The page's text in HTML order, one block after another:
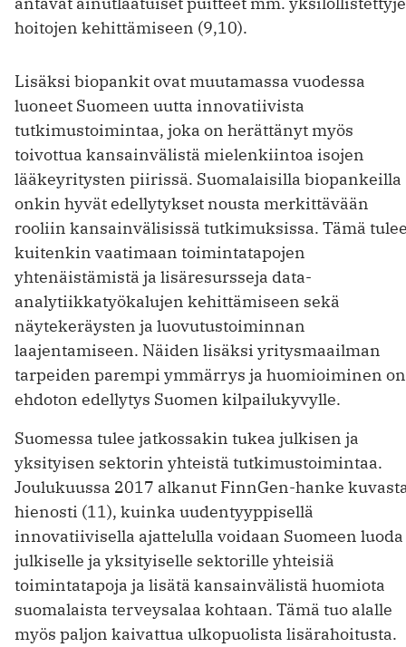
hoitojen kehittämiseen (9,10).
Lisäksi biopankit ovat muutamassa vuodessa
luoneet Suomeen uutta innovatiivista
tutkimustoimintaa, joka on herättänyt myös
toivottua kansainvälistä mielenkiintoa isojen
lääkeyritysten piirissä. Suomalaisilla biopankeilla
onkin hyvät edellytykset nousta merkittävään
rooliin kansainvälisissä tutkimuksissa. Tämä
kuitenkin vaatimaan toimintatapojen
yhtenäistämistä ja lisäresursseja data-
analytiikkatyökalujen kehittämiseen sekä
näytekeräysten ja luovutustoiminnan
laajentamiseen. Näiden lisäksi yritysmaailman
tarpeiden parempi ymmärrys ja huomioiminen on
ehdoton edellytys Suomen kilpailukyvylle.
Suomessa tulee jatkossakin tukea julkisen ja
yksityisen sektorin yhteistä tutkimustoimintaa.
Joulukuussa 2017 alkanut FinnGen-hanke
hienosti (11), kuinka uudentyyppisellä
innovatiivisella ajattelulla voidaan Suomeen luoda
julkiselle ja yksityiselle sektorille yhteisiä
toimintatapoja ja lisätä kansainvälistä huomiota
suomalaista terveysalaa kohtaan. Tämä tuo ­alalle
myös paljon kaivattua ulkopuolista lisä­rahoitusta.